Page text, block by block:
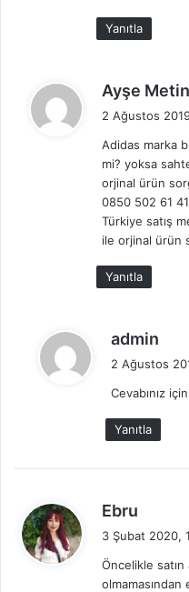
Yanıtla
Ayşe Metin
2 Ağustos
Adidas marka
mi? yoksa
orjinal ürün
0850 502 61
Türkiye satış
ile orjinal ürün
Yanıtla
admin
i
k
i
2 Ağustos
Cevabınız
Yanıtla
Ebru
i
3 Şubat 2020,
Öncelikle satın